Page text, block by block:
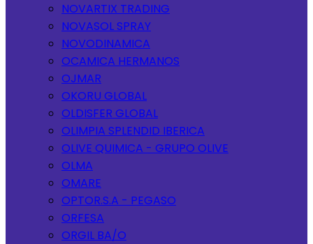
NOVARTIX TRADING
NOVASOL SPRAY
NOVODINAMICA
OCAMICA HERMANOS
OJMAR
OKORU GLOBAL
OLDISFER GLOBAL
OLIMPIA SPLENDID IBERICA
OLIVE QUIMICA - GRUPO OLIVE
OLMA
OMARE
OPTOR.S.A - PEGASO
ORFESA
ORGIL BA/O